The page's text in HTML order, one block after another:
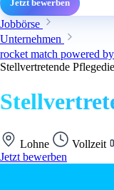
Jetzt bewerben
Jobbörse
Unternehmen
rocket match powered
Stellvertretende
Lohne Vollzeit
Jetzt bewerben